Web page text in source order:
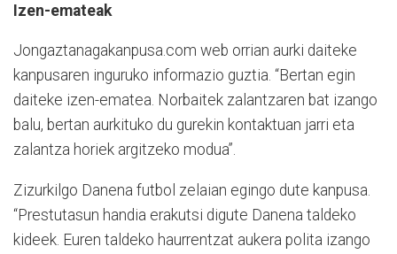
Izen-emateak
Jongaztanagakanpusa.com web orrian aurki daiteke
kanpusaren inguruko informazio guztia. “Bertan egin
daiteke izen-ematea. Norbaitek zalantzaren bat izango
balu, bertan aurkituko du gurekin kontaktuan jarri eta
zalantza horiek argitzeko modua”.
Zizurkilgo Danena futbol zelaian egingo dute kanpusa.
“Prestutasun handia erakutsi digute Danena taldeko
kideek. Euren taldeko haurrentzat aukera polita izango